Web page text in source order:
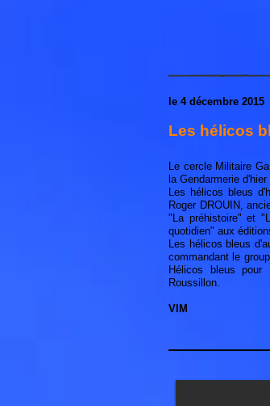
le 4 décembre 2015
Les hélicos
Le cercle Militaire
la Gendarmerie
Les hélicos bleus
Roger DROUIN,
"La préhistoire" et
quotidien" aux
Les hélicos bleus
commandant le
Hélicos bleus pour
Roussillon.
VIM